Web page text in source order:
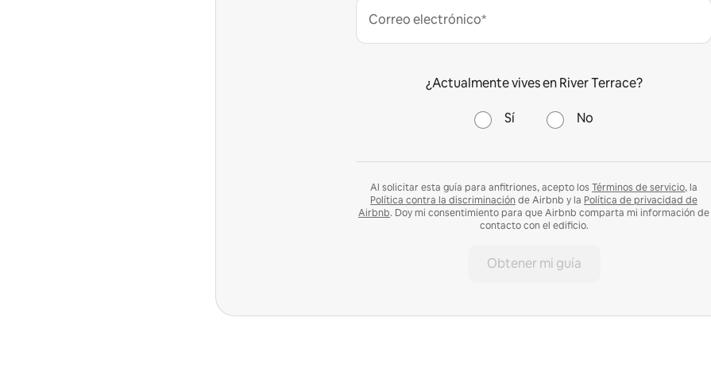
Correo electrónico*
¿Actualmente vives en River Terrace?
Sí No
Al solicitar esta guía para anfitriones, acepto los Términos de servicio, la
Política contra la discriminación de Airbnb y la Política de privacidad de
Airbnb. Doy mi consentimiento para que Airbnb comparta mi información de
contacto con el edificio.
Obtener mi guía